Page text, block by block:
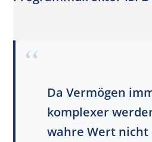
Da Vermögen
komplexer
wahre Wert